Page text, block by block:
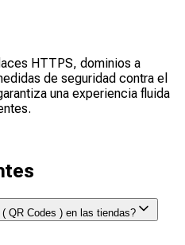
HTTPS, dominios a
de seguridad contra el
una experiencia fluida
QR Codes ) en las tiendas?